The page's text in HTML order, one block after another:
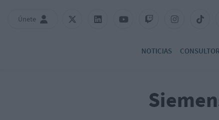
Únete
NOTICIAS